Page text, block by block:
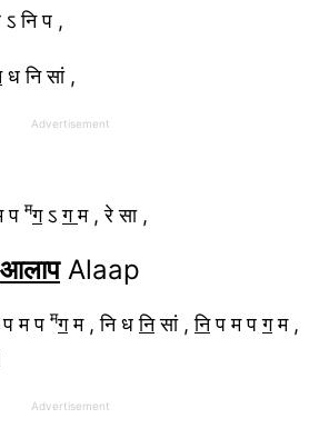
नि प ,
ध नि सां ,
Advertisement
प मगऽगम , रे सा ,
आलापAlaap
म प मगम , नि धनिसां ,निप म पगम ,
Advertisement